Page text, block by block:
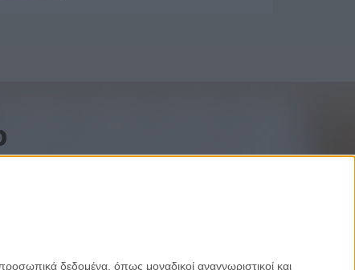
δεδομένα, όπως μοναδικοί αναγνωριστικοί και